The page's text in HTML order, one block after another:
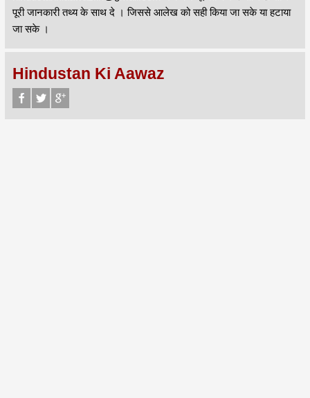
पूरी जानकारी तथ्य के साथ दे । जिससे आलेख को सही किया जा सके या हटाया
जा सके ।
Hindustan Ki Aawaz